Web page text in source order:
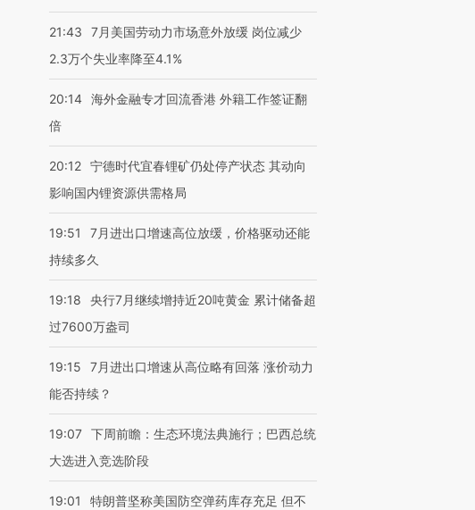
21:43
7月美国劳动力市场意外放缓 岗位减少
2.3万个失业率降至4.1%
20:14 海外金融专才回流香港 外籍工作签证翻
倍
20:12 宁德时代宜春锂矿仍处停产状态 其动向
影响国内锂资源供需格局
19:51
7月进出口增速高位放缓，价格驱动还能
持续多久
19:18
央行7月继续增持近20吨黄金 累计储备超
过7600万盎司
19:15
7月进出口增速从高位略有回落 涨价动力
能否持续？
19:07 下周前瞻：生态环境法典施行；巴西总统
大选进入竞选阶段
19:01
特朗普坚称美国防空弹药库存充足 但不